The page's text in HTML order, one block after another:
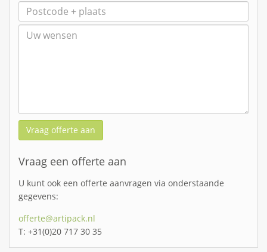
Vraag offerte aan
Vraag een offerte aan
U kunt ook een offerte aanvragen via onderstaande
gegevens:
offerte@artipack.nl
T: +31(0)20 717 30 35